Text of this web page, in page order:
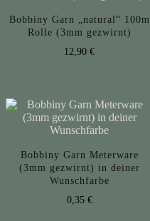
Bobbiny Garn „natural“ 100m
Rolle (3mm gezwirnt)
12,90€
Bobbiny Garn Meterware
(3mm gezwirnt) in deiner
Wunschfarbe
0,35 €